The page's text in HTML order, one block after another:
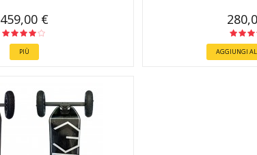
459,00 €
PIÙ AGGIUNGI AL